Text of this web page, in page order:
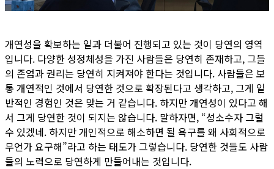
개연성을 확보하는 일과 더불어 진행되고 있는 것이 당연의 영역
입니다. 다양한 성정체성을 가진 사람들은 당연히 존재하고, 그들
의 존엄과 권리는 당연히 지켜져야 한다는 것입니다. 사람들은 보
통 개연적인 것에서 당연한 것으로 확장된다고 생각하고, 그게 일
반적인 경험인 것은 맞는 거 같습니다. 하지만 개연성이 있다고 해
서 그게 당연한 것이 되지는 않습니다. 말하자면, “성소수자 그럴
수 있겠네. 하지만 개인적으로 해소하면 될 욕구를 왜 사회적으로
무언가 요구해”라고 하는 태도가 그렇습니다. 당연한 것들도 사람
들의 노력으로 당연하게 만들어내는 것입니다.